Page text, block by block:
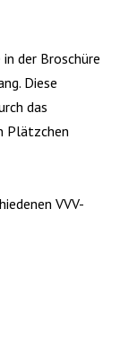
der Broschüre
Diese
das
Plätzchen
VVV-